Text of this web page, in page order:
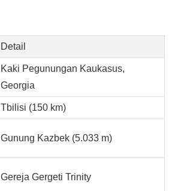
Detail
Kaki Pegunungan Kaukasus,
Georgia
Tbilisi (150 km)
Gunung Kazbek (5.033 m)
Gereja Gergeti Trinity